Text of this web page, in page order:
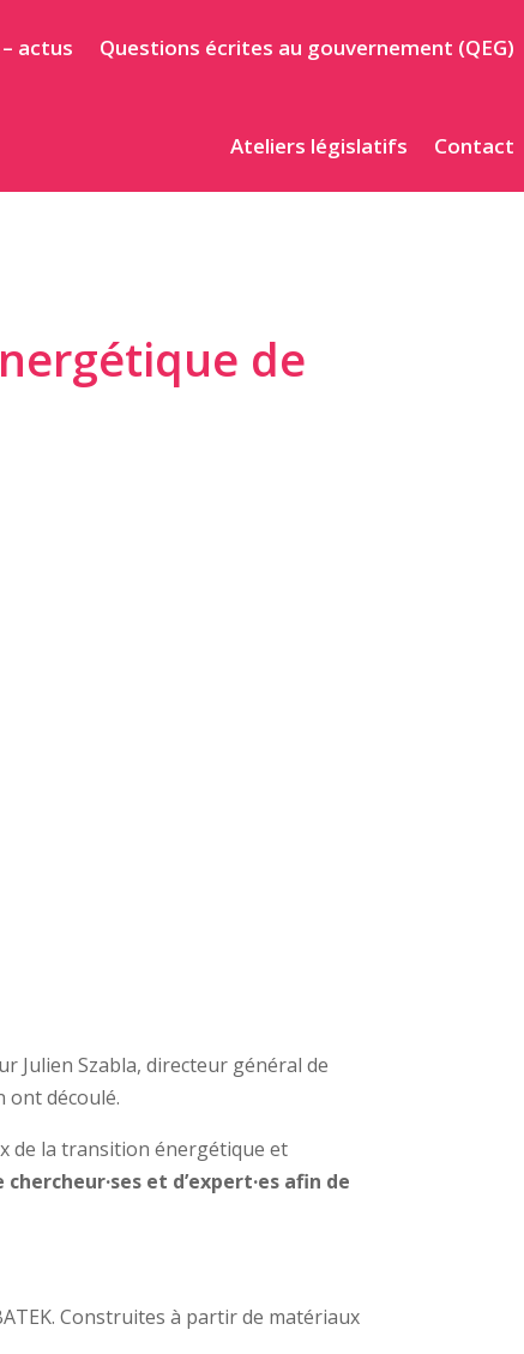
actus Questions écrites au gouvernement (QEG)
Ateliers législatifs Contact
de
Julien Szabla, directeur général de
ont découlé.
de la transition énergétique et
et d’expert·es afin de
Construites à partir de matériaux